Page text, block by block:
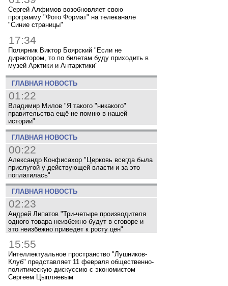
Сергей Алфимов возобновляет свою
программу "Фото Формат" на телеканале
"Синие страницы"
17:34
Полярник Виктор Боярский "Если не
директором, то по билетам буду приходить в
музей Арктики и Антарктики"
ГЛАВНАЯ НОВОСТЬ
01:22
Владимир Милов "Я такого "никакого"
правительства ещё не помню в нашей
истории"
ГЛАВНАЯ НОВОСТЬ
00:22
Александр Конфисахор "Церковь всегда была
прислугой у действующей власти и за это
поплатилась"
ГЛАВНАЯ НОВОСТЬ
02:23
Андрей Липатов "Три-четыре производителя
одного товара неизбежно будут в сговоре и
это неизбежно приведет к росту цен"
15:55
Интеллектуальное пространство "Лушников-
Клуб" представляет 11 февраля общественно-
политическую дискуссию с экономистом
Сергеем Цыпляевым